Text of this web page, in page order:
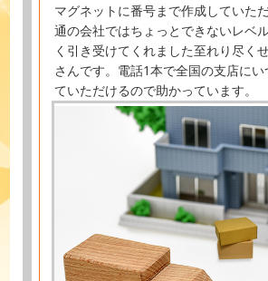
マグネットに番号まで作成していた
通の会社ではちょっとできないレベ
く引き受けてくれました至れり尽く
さんです。電話1本で全国の支店にい
ていただけるので助かっています。